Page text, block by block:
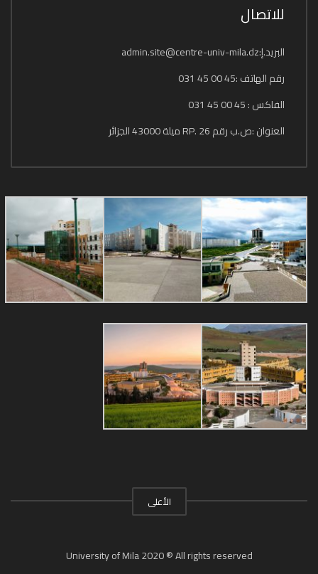
للاتصال
البريد.إ:admin.site@centre-univ-mila.dz
رقم الهاتف :45 00 45 031
الفاكس : 45 00 45 031
العنوان :ص.ب رقم 26 .RP ميلة 43000 الجزائر
الأعلى
University of Mila 2020 ® All rights reserved